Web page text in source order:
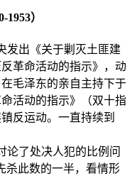
）
发出《关于剿灭土匪建
革命活动的指示》，动
毛泽东的亲自主持下于
活动的指示》（双十指
反运动。一直持续到
论了处决人犯的比例问
杀此数的一半，看情形